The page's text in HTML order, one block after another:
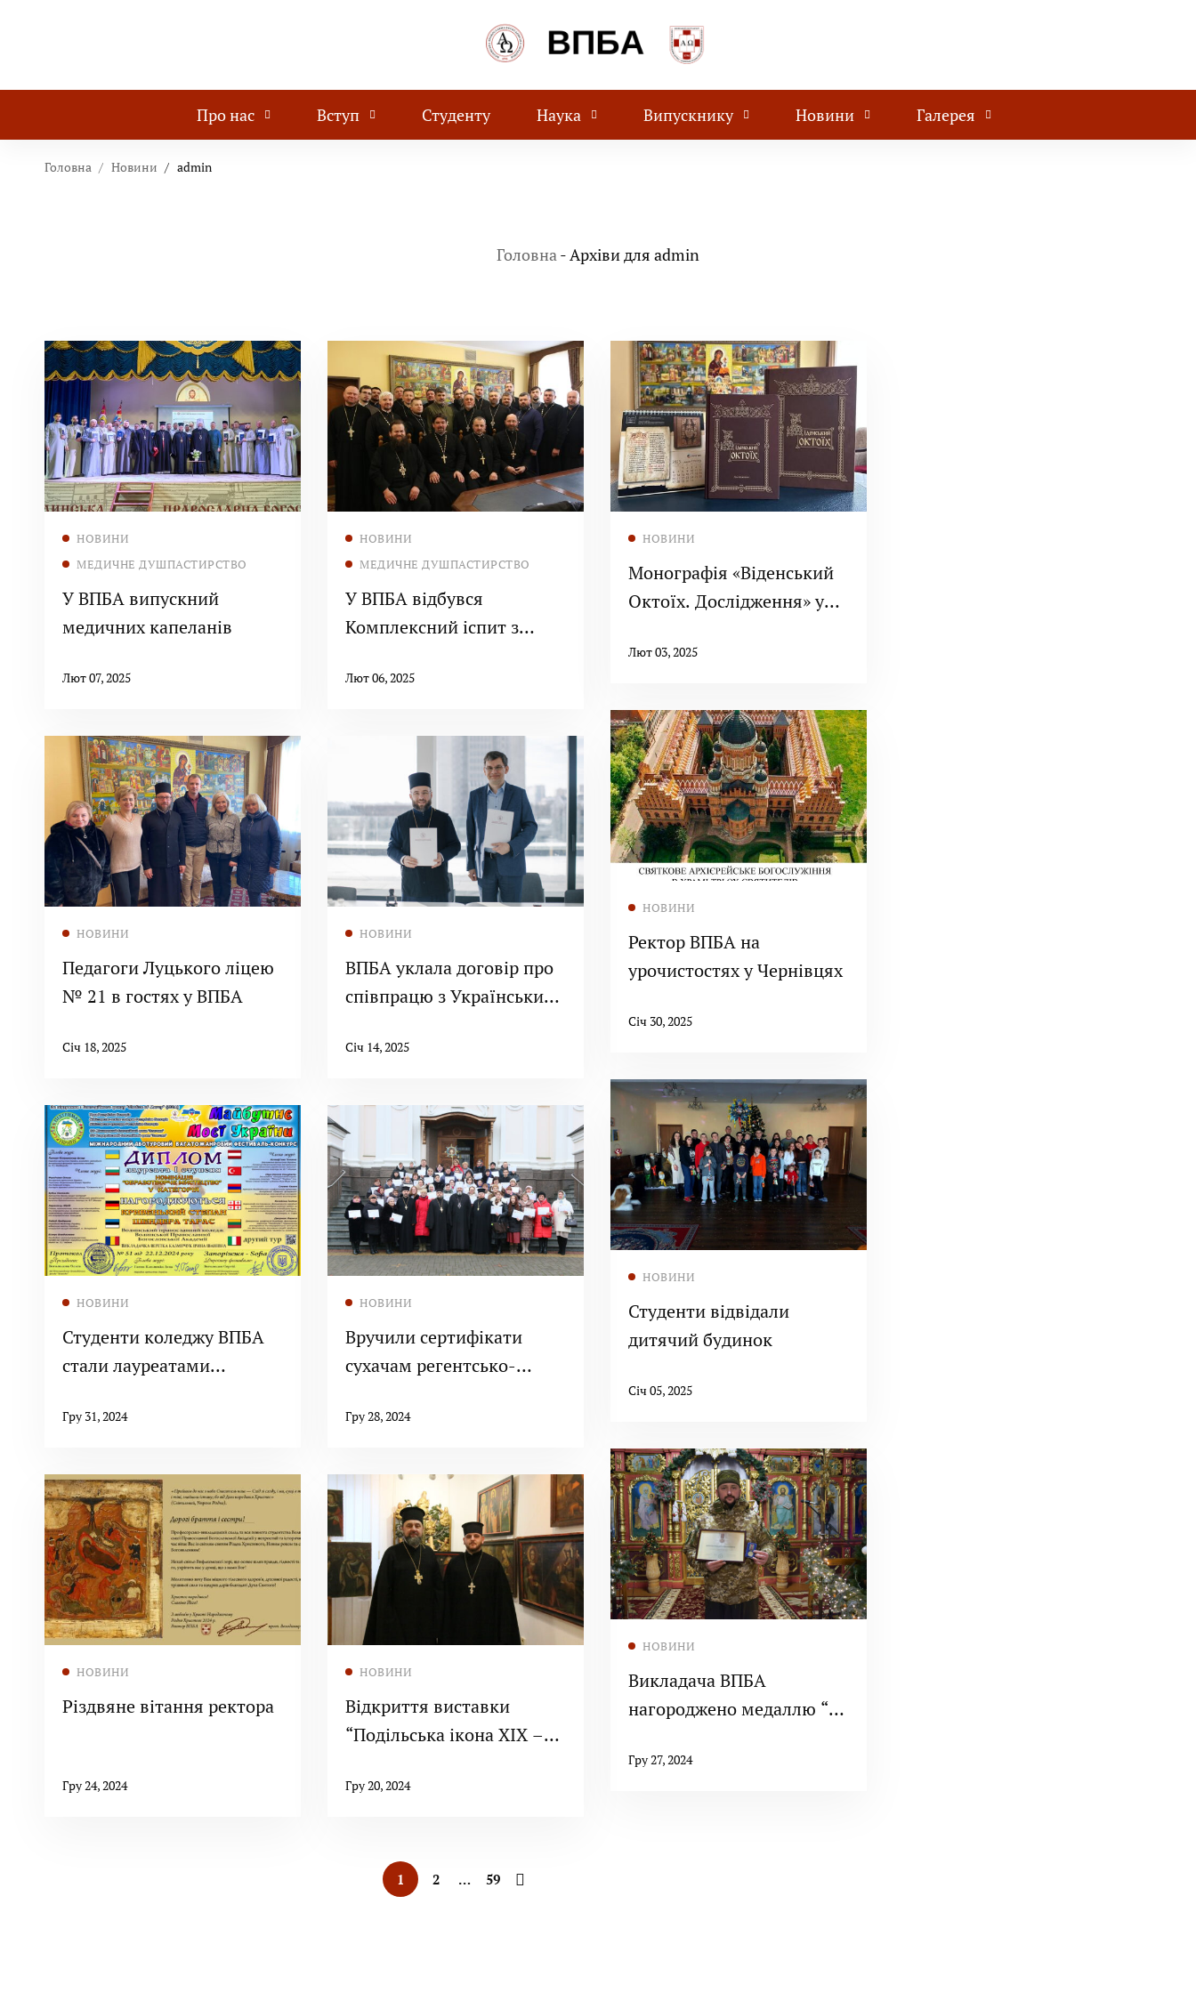
Про нас Вступ Студенту Наука Випускнику Новини Галерея
Головна Новини admin
Головна-Архіви для admin
НОВИНИ
МЕДИЧНЕ ДУШПАСТИРСТВО
У ВПБА випускний
медичних капеланів
Лют 07, 2025
НОВИНИ
МЕДИЧНЕ ДУШПАСТИРСТВО
У ВПБА відбувся
Комплексний іспит з
душпастирства»
Лют 06, 2025
НОВИНИ
Монографія «Віденський
Октоїх. Дослідження» у
Лют 03, 2025
НОВИНИ
Ректор ВПБА на
урочистостях у Чернівцях
Січ 30, 2025
НОВИНИ
Педагоги Луцького ліцею
№ 21 в гостях у ВПБА
Січ 18, 2025
НОВИНИ
ВПБА уклала договір про
співпрацю з Українським
Університетом.
Січ 14, 2025
НОВИНИ
Студенти відвідали
дитячий будинок
Січ 05, 2025
НОВИНИ
Студенти коледжу ВПБА
стали лауреатами
МОЄЇ УКРАЇНИ»
Гру 31, 2024
НОВИНИ
Вручили сертифікати
сухачам регентсько-
Гру 28, 2024
НОВИНИ
Викладача ВПБА
нагороджено медаллю “За
Гру 27, 2024
НОВИНИ
Різдвяне вітання ректора
Гру 24, 2024
НОВИНИ
Відкриття виставки
“Подільська ікона ХІХ –
Гру 20, 2024
1 2 … 59